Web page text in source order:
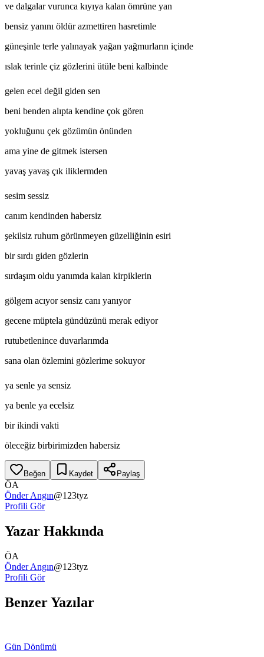
ve dalgalar vurunca kıyıya kalan ömrüne yan
bensiz yanını öldür azmettiren hasretimle
güneşinle terle yalınayak yağan yağmurların içinde
ıslak terinle çiz gözlerini ütüle beni kalbinde
gelen ecel değil giden sen
beni benden alıpta kendine çok gören
yokluğunu çek gözümün önünden
ama yine de gitmek istersen
yavaş yavaş çık iliklermden
sesim sessiz
canım kendinden habersiz
şekilsiz ruhum görünmeyen güzelliğinin esiri
bir sırdı giden gözlerin
sırdaşım oldu yanımda kalan kirpiklerin
gölgem acıyor sensiz canı yanıyor
gecene müptela gündüzünü merak ediyor
rutubetlenince duvarlarımda
sana olan özlemini gözlerime sokuyor
ya senle ya sensiz
ya benle ya ecelsiz
bir ikindi vakti
öleceğiz birbirimizden habersiz
Beğen Kaydet Paylaş
ÖA
Önder Angın@123tyz
Profili Gör
Yazar Hakkında
ÖA
Önder Angın@123tyz
Profili Gör
Benzer Yazılar
Gün Dönümü